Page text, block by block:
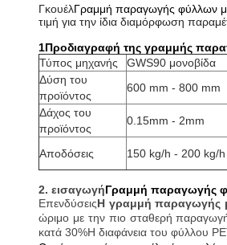
ΓκουέλΓραμμή παραγωγής φύλλων
τιμή για την ίδια διαμόρφωση
1Προδιαγραφή της γραμμής
Τύπος μηχανής
GWS90 μονοβίδα
Δύση του
προϊόντος
600 mm - 800 mm
Δάχος του
προϊόντος
0.15mm - 2mm
Αποδόσεις 150 kg/h - 200 kg/h
2. εισαγωγήΓραμμή παραγωγής
ΕπενδύσειςΗ γραμμή παραγωγής
ώριμο με την πιο σταθερή παραγωγή
κατά 30%Η διαφάνεια του φύλλου